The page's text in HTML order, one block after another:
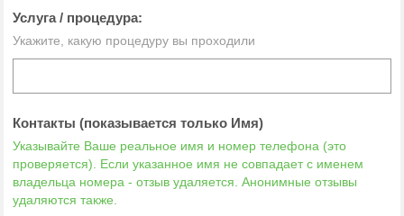
Услуга / процедура:
Укажите, какую процедуру вы проходили
Контакты (показывается только Имя)
Указывайте Ваше реальное имя и номер телефона (это
проверяется). Если указанное имя не совпадает с именем
владельца номера - отзыв удаляется. Анонимные отзывы
удаляются также.